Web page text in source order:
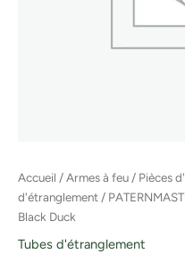
Accueil /Armes à feu / Pièces
d'étranglement /
Black Duck
Tubes d'étranglement